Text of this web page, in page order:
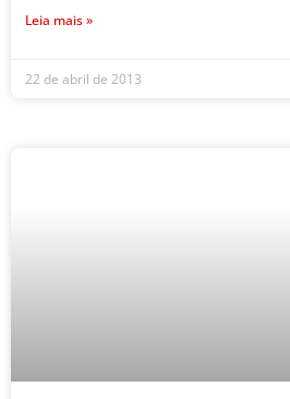
Leia mais »
22 de abril de 2013